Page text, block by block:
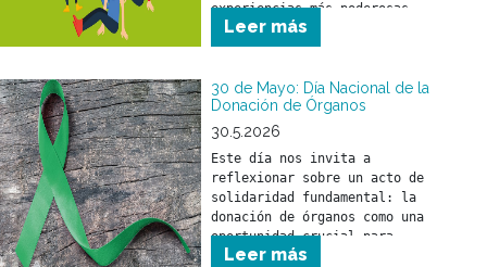
experiencias más poderosas
para el desarrollo de los
niños.
Leer más
30 de Mayo: Día Nacional de la
Donación de Órganos
30.5.2026
Este día nos invita a
reflexionar sobre un acto de
solidaridad fundamental: la
donación de órganos como una
oportunidad crucial para
salvar y mejorar la calidad
Leer más